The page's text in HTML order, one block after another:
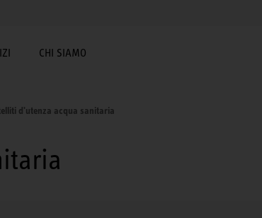
CHI SIAMO
d'utenza acqua sanitaria